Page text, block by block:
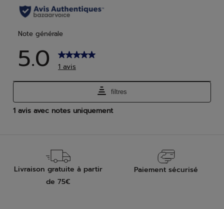
Livraison gratuite à partir
de 75€
Paiement sécurisé